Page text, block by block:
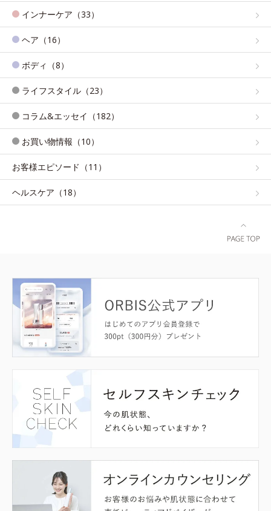
インナーケア（33）
ヘア（16）
ボディ（8）
ライフスタイル（23）
コラム&エッセイ（182）
お買い物情報（10）
お客様エピソード（11）
ヘルスケア（18）